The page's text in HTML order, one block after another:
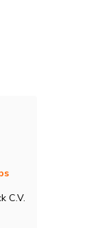
C.V.